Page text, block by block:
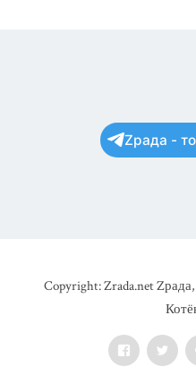
Zрада -
Copyright: Zrada.net
Facebook